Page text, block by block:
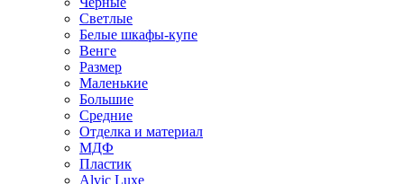
Светлые
Белые шкафы-купе
Венге
Размер
Маленькие
Большие
Средние
Отделка и материал
МДФ
Пластик
Alvic Luxe